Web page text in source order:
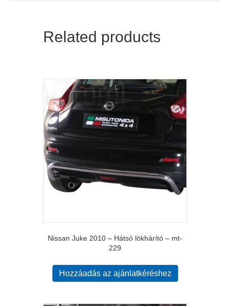
Related products
Nissan Juke 2010 – Hátsó lökhárító – mt-
229
Hozzáadás az ajánlatkéréshez